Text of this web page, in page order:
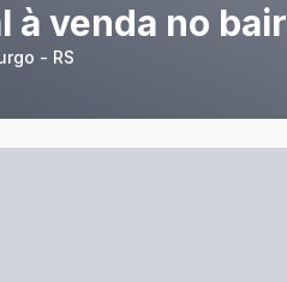
à venda no
- RS